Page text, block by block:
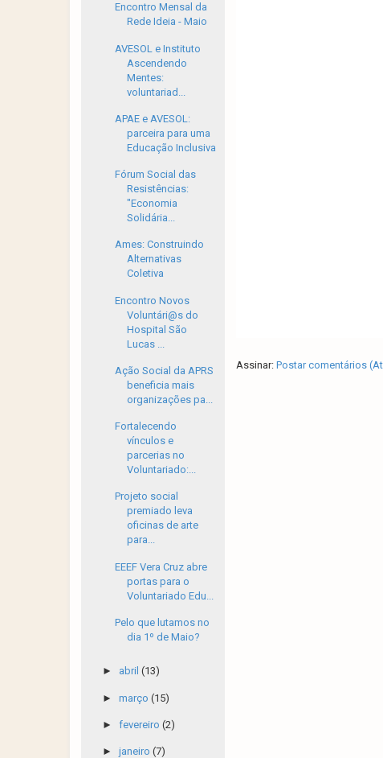
Assinar: Postar comentários
Encontro Mensal da
Rede Ideia - Maio
AVESOL e Instituto
Ascendendo
Mentes:
voluntariad...
APAE e AVESOL:
parceira para uma
Educação Inclusiva
Fórum Social das
Resistências:
"Economia
Solidária...
Ames: Construindo
Alternativas
Coletiva
Encontro Novos
Voluntári@s do
Hospital São
Lucas ...
Ação Social da APRS
beneficia mais
organizações pa...
Fortalecendo
vínculos e
parcerias no
Voluntariado:...
Projeto social
premiado leva
oficinas de arte
para...
EEEF Vera Cruz abre
portas para o
Voluntariado Edu...
Pelo que lutamos no
dia 1º de Maio?
► abril (13)
► março (15)
► fevereiro (2)
► janeiro (7)